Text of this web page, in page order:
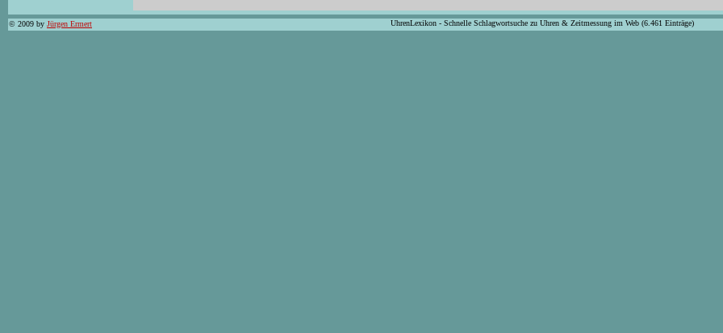
© 2009 by Jürgen Ermert UhrenLexikon - Schnelle Schlagwortsuche zu Uhren & Zeitmessung im Web (6.461 Einträge)